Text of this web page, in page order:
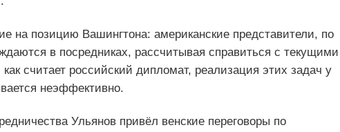
на позицию Вашингтона: американские представители, по
в посредниках, рассчитывая справиться с текущими
считает российский дипломат, реализация этих задач у
неэффективно.
Ульянов привёл венские переговоры по